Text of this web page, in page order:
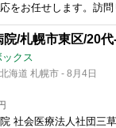
をお任せします。訪問
院/札幌市東区/20
クス
海道 札幌市 - 8月4日
社会医療法人社団三